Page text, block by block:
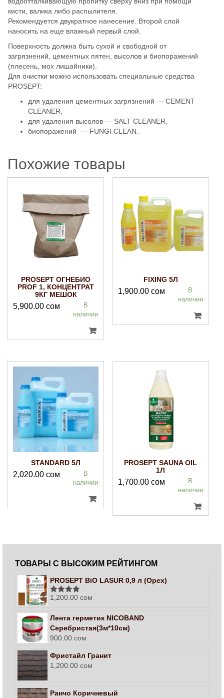
кисти, валика либо распылителя.
Рекомендуется двукратное нанесение. Второй слой
наносить на еще влажный первый слой.
Поверхность должна быть сухой и свободной от
загрязнений, цементных пятен, высолов и биопоражений
(плесень, мох лишайники).
Для очистки можно использовать специальные средства
PROSEPT:
для удаления цементных загрязнений — CEMENT
CLEANER,
для удаления высолов — SALT CLEANER,
биопоражений — FUNGI CLEAN.
Похожие товары
PROSEPT ОГНЕБИО
PROF 1, КОНЦЕНТРАТ
9КГ МЕШОК
5,900.00 сом
В
наличии
FIXING 5Л
1,900.00 сом
В
наличии
STANDARD 5Л
2,020.00 сом
В
наличии
PROSEPT SAUNA OIL
1Л
1,700.00 сом
В
наличии
ТОВАРЫ С ВЫСОКИМ РЕЙТИНГОМ
PROSEPT BiO LASUR 0,9 л (Орех)
Оценка
1,200.00 сом
Лента герметик NICOBAND
Серебристая(3м*10см)
900.00 сом
Фристайл Гранит
1,200.00 сом
Ранчо Коричневый